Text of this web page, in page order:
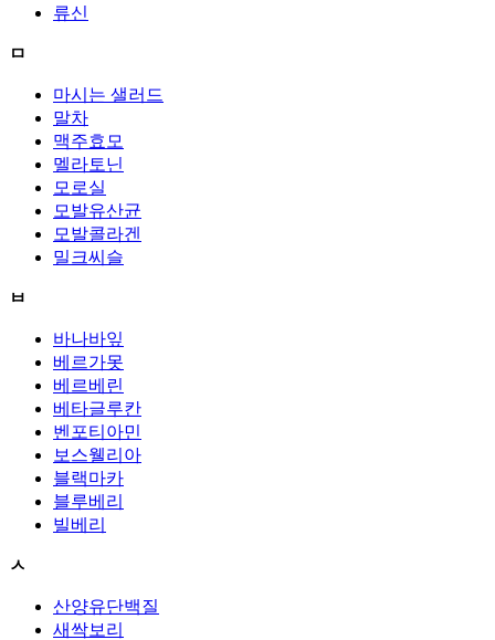
류신
ㅁ
마시는 샐러드
말차
맥주효모
멜라토닌
모로실
모발유산균
모발콜라겐
밀크씨슬
ㅂ
바나바잎
베르가못
베르베린
베타글루칸
벤포티아민
보스웰리아
블랙마카
블루베리
빌베리
ㅅ
산양유단백질
새싹보리